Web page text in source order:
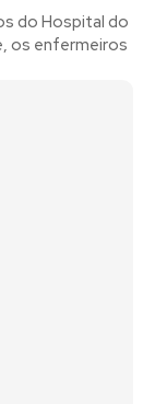
do Hospital do
os enfermeiros